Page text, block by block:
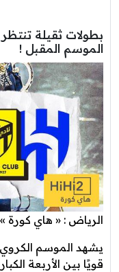
بطولات ثقيلة
الموسم المقبل !
الرياض : « هاي كورة »
يشهد الموسم
قويًا بين الأربعة